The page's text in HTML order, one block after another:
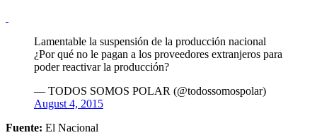
Lamentable la suspensión de la producción nacional
¿Por qué no le pagan a los proveedores extranjeros para
poder reactivar la producción?
— TODOS SOMOS POLAR (@todossomospolar)
August 4, 2015
Fuente: El Nacional